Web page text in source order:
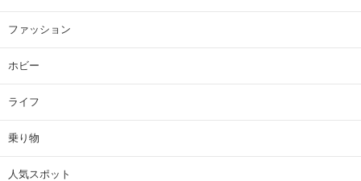
ファッション
ホビー
ライフ
乗り物
人気スポット